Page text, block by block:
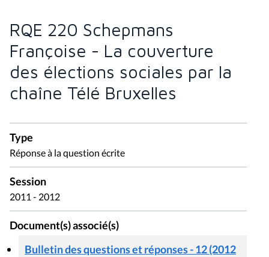
RQE 220 Schepmans
Françoise - La couverture
des élections sociales par la
chaîne Télé Bruxelles
Type
Réponse à la question écrite
Session
2011 - 2012
Document(s) associé(s)
Bulletin des questions et réponses - 12 (2012